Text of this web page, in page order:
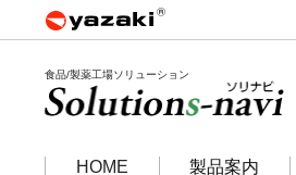
食品/製薬工場ソリューション
HOME 製品案内